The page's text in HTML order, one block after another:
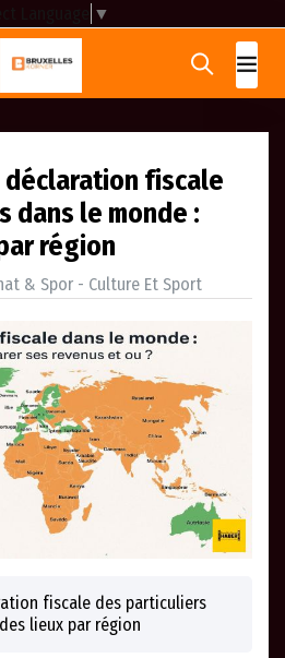
▼
fiscale
dans le monde :
région
& Spor - Culture Et Sport
fiscale des particuliers
lieux par région